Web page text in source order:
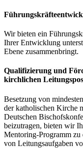
Wir bieten ein
Ihrer Entwicklung
Ebene zusammenbringt.
Qualifizierung und
kirchlichen
Besetzung von
der katholischen Kirche
Deutschen
beizutragen, bieten wir
Mentoring-Programm zu
von Leitungsaufgaben